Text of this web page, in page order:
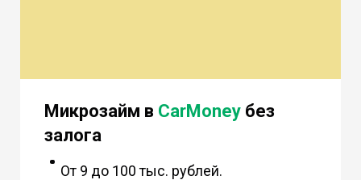
Микрозайм в CarMoney без
залога
От 9 до 100 тыс. рублей.